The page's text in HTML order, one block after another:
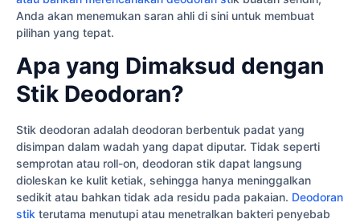
Anda akan menemukan saran ahli di sini untuk membuat
pilihan yang tepat.
Apa yang Dimaksud dengan
Stik Deodoran?
Stik deodoran adalah deodoran berbentuk padat yang
disimpan dalam wadah yang dapat diputar. Tidak seperti
semprotan atau roll-on, deodoran stik dapat langsung
dioleskan ke kulit ketiak, sehingga hanya meninggalkan
sedikit atau bahkan tidak ada residu pada pakaian. Deodoran
stik terutama menutupi atau menetralkan bakteri penyebab